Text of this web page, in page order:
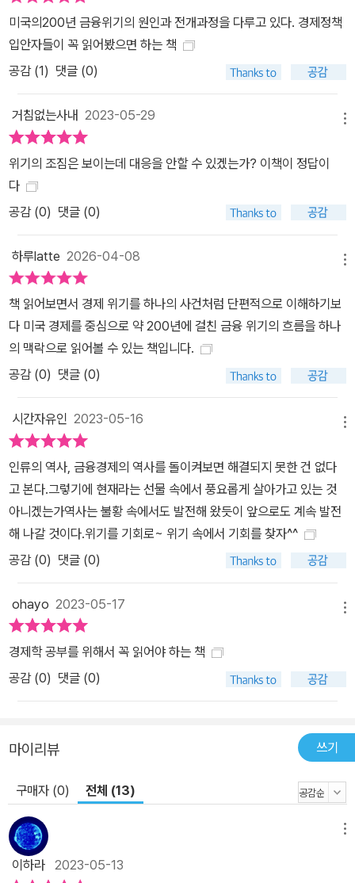
미국의200년 금융위기의 원인과 전개과정을 다루고 있다. 경제정책
입안자들이 꼭 읽어봤으면 하는 책
공감 (1) 댓글 (0)
거침없는사내 2023-05-29
위기의 조짐은 보이는데 대응을 안할 수 있겠는가? 이책이 정답이
다
공감 (0) 댓글 (0)
하루latte 2026-04-08
책 읽어보면서 경제 위기를 하나의 사건처럼 단편적으로 이해하기보
다 미국 경제를 중심으로 약 200년에 걸친 금융 위기의 흐름을 하나
의 맥락으로 읽어볼 수 있는 책입니다.
공감 (0) 댓글 (0)
시간자유인 2023-05-16
인류의 역사, 금융경제의 역사를 돌이켜보면 해결되지 못한 건 없다
고 본다.그렇기에 현재라는 선물 속에서 풍요롭게 살아가고 있는 것
아니겠는가역사는 불황 속에서도 발전해 왔듯이 앞으로도 계속 발전
해 나갈 것이다.위기를 기회로~ 위기 속에서 기회를 찾자^^​
공감 (0) 댓글 (0)
ohayo 2023-05-17
경제학 공부를 위해서 꼭 읽어야 하는 책
공감 (0) 댓글 (0)
마이리뷰 쓰기
구매자 (0) 전체 (13)
이하라 2023-05-13